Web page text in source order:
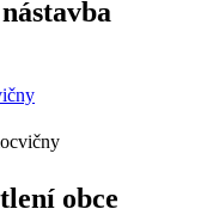
obce